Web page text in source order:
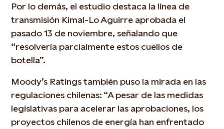
Por lo demás, el estudio destaca la línea de
transmisión Kimal-Lo Aguirre aprobada el
pasado 13 de noviembre, señalando que
“resolvería parcialmente estos cuellos de
botella”.
Moody’s Ratings también puso la mirada en las
regulaciones chilenas: “A pesar de las medidas
legislativas para acelerar las aprobaciones, los
proyectos chilenos de energía han enfrentado